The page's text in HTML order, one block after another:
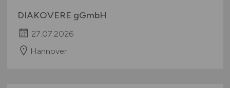
DIAKOVERE gGmbH
27.07.2026
Hannover